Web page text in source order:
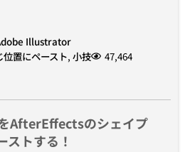
Illustrator
位置にペースト, 小技 47,464
AfterEffectsのシェイプ
ストする！